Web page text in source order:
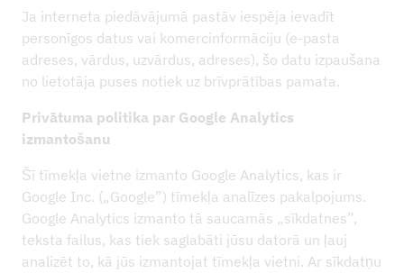
Ja interneta piedāvājumā pastāv iespēja ievadīt
personīgos datus vai komercinformāciju (e-pasta
adreses, vārdus, uzvārdus, adreses), šo datu izpaušana
no lietotāja puses notiek uz brīvprātības pamata.
Privātuma politika par Google Analytics
izmantošanu
Šī tīmekļa vietne izmanto Google Analytics, kas ir
Google Inc. („Google”) tīmekļa analīzes pakalpojums.
Google Analytics izmanto tā saucamās „sīkdatnes”,
teksta failus, kas tiek saglabāti jūsu datorā un ļauj
analizēt to, kā jūs izmantojat tīmekļa vietni. Ar sīkdatņu